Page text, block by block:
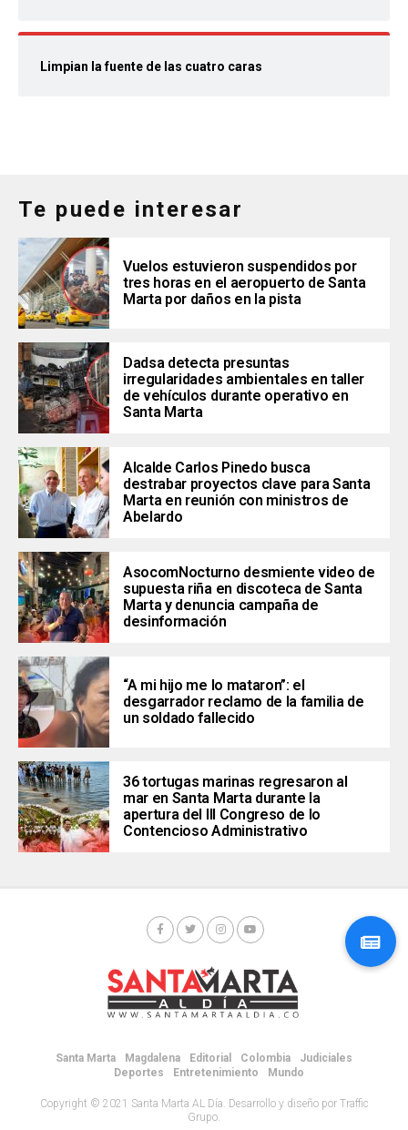
Limpian la fuente de las cuatro caras
Te puede interesar
Vuelos estuvieron suspendidos por
tres horas en el aeropuerto de Santa
Marta por daños en la pista
Dadsa detecta presuntas
irregularidades ambientales en taller
de vehículos durante operativo en
Santa Marta
Alcalde Carlos Pinedo busca
destrabar proyectos clave para Santa
Marta en reunión con ministros de
Abelardo
AsocomNocturno desmiente video de
supuesta riña en discoteca de Santa
Marta y denuncia campaña de
desinformación
“A mi hijo me lo mataron”: el
desgarrador reclamo de la familia de
un soldado fallecido
36 tortugas marinas regresaron al
mar en Santa Marta durante la
apertura del III Congreso de lo
Contencioso Administrativo
Santa Marta Magdalena Editorial Colombia
Judiciales
Deportes
Entretenimiento Mundo
Copyright © 2021 Santa Marta AL Día. Desarrollo y diseño por Traffic
Grupo.